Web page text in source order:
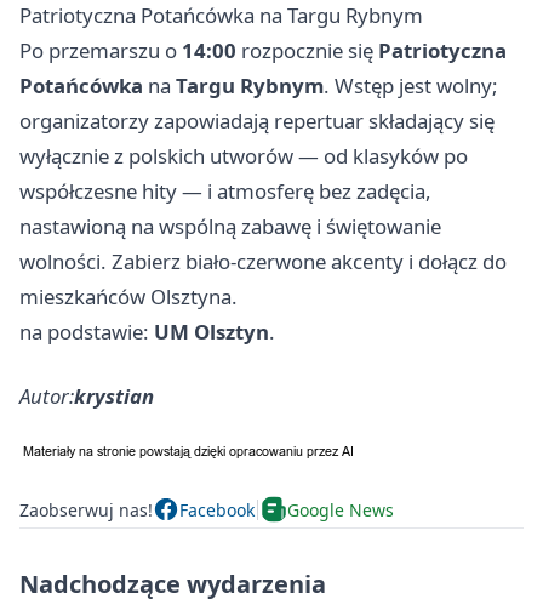
Patriotyczna Potańcówka na Targu Rybnym
Po przemarszu o 14:00 rozpocznie się Patriotyczna
Potańcówka na Targu Rybnym. Wstęp jest wolny;
organizatorzy zapowiadają repertuar składający się
wyłącznie z polskich utworów — od klasyków po
współczesne hity — i atmosferę bez zadęcia,
nastawioną na wspólną zabawę i świętowanie
wolności. Zabierz biało‑czerwone akcenty i dołącz do
mieszkańców Olsztyna.
na podstawie: UM Olsztyn.
Autor:krystian
Zaobserwuj nas! Facebook Google News
Nadchodzące wydarzenia